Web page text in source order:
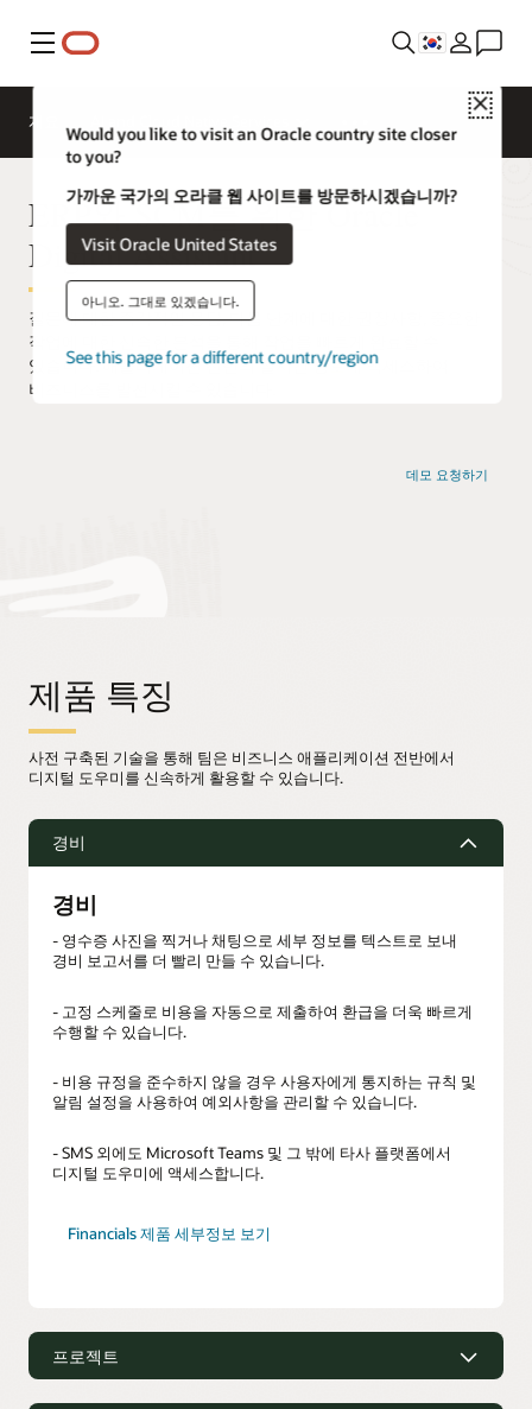
메뉴
Close
Would you like to visit an Oracle country site closer
to you?
가까운 국가의 오라클 웹 사이트를 방문하시겠습니까?
Visit Oracle United States
아니오. 그대로 있겠습니다.
See this page for a different country/region
개요
데모 요청하기
ERP와 SCM를 위한 Oracle
Digital Assistant
질문에 대한 즉각적인 응답, 다음 단계에 대한 권장사항, 중요한
작업에 대한 신속한 분석을 통해 작업을 빠르게 완료할 수
있습니다. 애플리케이션 전반의 실시간 정보에 액세스하여
비즈니스를 발전시킬 수 있습니다.
제품 특징
사전 구축된 기술을 통해 팀은 비즈니스 애플리케이션 전반에서
디지털 도우미를 신속하게 활용할 수 있습니다.
경비
경비
- 영수증 사진을 찍거나 채팅으로 세부 정보를 텍스트로 보내
경비 보고서를 더 빨리 만들 수 있습니다.
- 고정 스케줄로 비용을 자동으로 제출하여 환급을 더욱 빠르게
수행할 수 있습니다.
- 비용 규정을 준수하지 않을 경우 사용자에게 통지하는 규칙 및
알림 설정을 사용하여 예외사항을 관리할 수 있습니다.
- SMS 외에도 Microsoft Teams 및 그 밖에 타사 플랫폼에서
디지털 도우미에 액세스합니다.
Financials 제품 세부정보 보기
프로젝트